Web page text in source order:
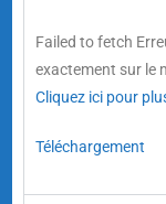
Failed to fetch
exactement sur le
Cliquez ici pour
Téléchargement